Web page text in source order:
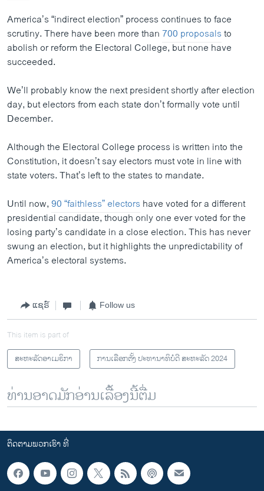
America’s “indirect election” process continues to face
scrutiny. There have been more than 700 proposalsto
abolish or reform the Electoral College, but none have
succeeded.
We’ll probably know the next president shortly after election
day, but electors from each state don’t formally vote until
December.
Although the Electoral College process is written into the
Constitution, it doesn’t say electors must vote in line with
state voters. That’s left to the states to mandate.
Until now,90 “faithless” electorshave voted for a different
presidential candidate, though only one ever voted for the
losing party’s candidate in a close election. This has never
swung an election, but it highlights the unpredictability of
America’s electoral systems.
ແຊຣ໌ Follow us
This item is part of
ສະຫະລັດອາເມຣິກາ
ການເລືອກຕັ້ງ ປະທານາທິບໍດີ ສະຫະລັດ 2024
ທ່ານອາດມັກອ່ານເລື້ອງນີ້ຕື່ມ
ຕິດຕາມພວກເຮົາ ທີ່